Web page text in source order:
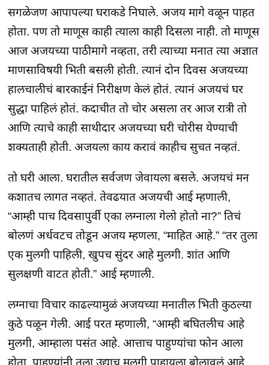
सगळेजण आपापल्या घराकडे निघाले. अजय मागे वळून पाहत
होता. पण तो माणूस काही त्याला काही दिसला नाही. तो माणूस
आज अजयच्या पाठीमागे नव्हता, तरी त्याच्या मनात त्या अज्ञात
माणसाविषयी भिती बसली होती. त्यानं दोन दिवस अजयच्या
हालचालीचं बारकाईनं निरीक्षण केलं होतं. त्यानं अजयचं घर
सुद्धा पाहिलं होतं. कदाचीत तो चोर असला तर आज रात्री तो
आणि त्याचे काही साथीदार अजयच्या घरी चोरीस येण्याची
शक्यताही होती. अजयला काय करावं काहीच सुचत नव्हतं.
तो घरी आला. घरातील सर्वजण जेवायला बसले. अजयचं मन
कशातच लागत नव्हतं. तेवढयात अजयची आई म्हणाली,
“आम्ही पाच दिवसापुर्वी एका लग्नाला गेलो होतो ना?” तिचं
बोलणं अर्धवटच तोडून अजय म्हणला, “माहित आहे.” “तर तुला
एक मुलगी पाहिली, खुपच सुंदर आहे मुलगी. शांत आणि
सुलक्षणी वाटत होती.” आई म्हणाली.
लग्नाचा विचार काढल्यामुळं अजयच्या मनातील भिती कुठल्या
कुठे पळून गेली. आई परत म्हणाली, “आम्ही बघितलीच आहे
मुलगी, आम्हाला पसंत आहे. आत्ताच पाहुण्यांचा फोन आला
होता, पाहुण्यांनी तुला उद्याच मुलगी पाहायला बोलावलं आहे.